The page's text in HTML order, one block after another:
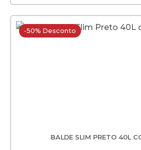
-50% Desconto
BALDE SLIM PRETO 40L